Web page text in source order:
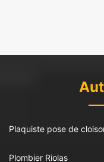
Plaquiste pose de
Plombier Riolas